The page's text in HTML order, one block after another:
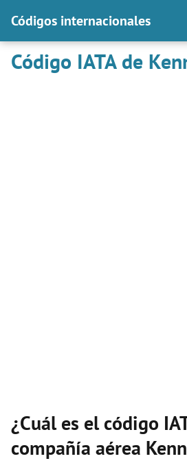
Códigos internacionales
Código IATA de
¿Cuál es el código
compañía aérea